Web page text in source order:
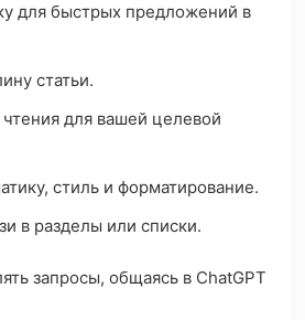
для быстрых предложений в
статьи.
для вашей целевой
стиль и форматирование.
в разделы или списки.
запросы, общаясь в ChatGPT